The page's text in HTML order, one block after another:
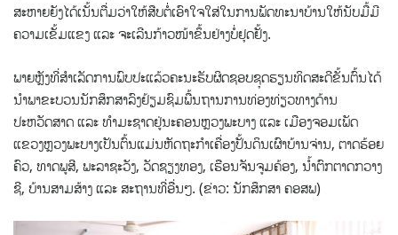
ສະຫາຍຍັງໄດ້ເນັ້ນຕື່ມວ່າໃຫ້ສືບຕໍ່ເອົາໃຈໃສ່ໃນການພັດທະນາບ້ານໃຫ້ນັບມື້ມີ
ຄວາມເຂັ້ມແຂງ ແລະ ຈະເລີນກ້າວໜ້າຂຶ້ນຢ່າງບໍ່ຢຸດຢັ້ງ.
ພາຍຫຼັງທີ່ສຳເລັດການພົບປະແລ້ວຄະນະຮັບຜິດຊອບຊຸດຮຽນທິດສະດີຂັ້ນຕົ້ນໄດ້
ນຳພາຂະບວນນັກສຶກສາລົງຢ້ຽມຊົມພື້ນຖານການທ່ອງທ່ຽວທາງດ້ານ
ປະຫວັດສາດ ແລະ ທຳມະຊາດຢູ່ນະຄອນຫຼວງພະບາງ ແລະ ເມືອງຈອມເພັດ
ແຂວງຫຼວງພະບາງເປັນຕົ້ນແມ່ນຫັດຖະກຳເຄື່ອງປັ້ນດິນເຜົາບ້ານຈ່ານ, ຕາດຮ້ອຍ
ຄົວ, ທາດພູສີ, ພະລາຊະວັງ, ວັດຊຽງທອງ, ເຮືອນຈັນຈູມຄ້ອງ, ນໍ້າຕົກຕາດກວາງ
ຊີ, ບ້ານສາມສ້າງ ແລະ ສະຖານທີ່ອື່ນໆ. (ຂ່າວ: ນັກສຶກສາ ຄອສພ)